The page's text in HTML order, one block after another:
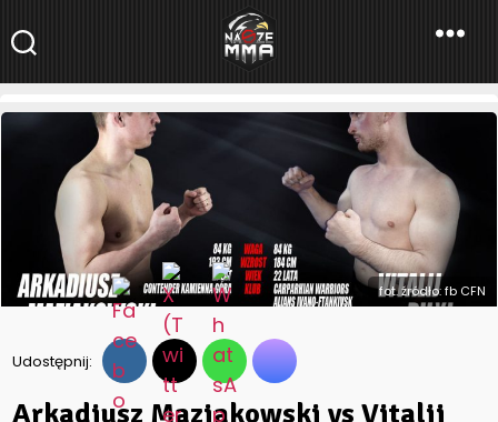
NaszeMMA
NaszeMMA.pl»Aktualności»Arkadiusz Maziakowski vs Vitalij
Bilij na CFN 2
fot. źródło: fb CFN
Udostępnij:
Arkadiusz Maziakowski vs Vitalij